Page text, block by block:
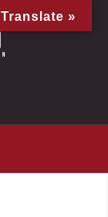
Translate »